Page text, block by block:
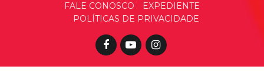
FALE CONOSCO
EXPEDIENTE
POLÍTICAS DE PRIVACIDADE